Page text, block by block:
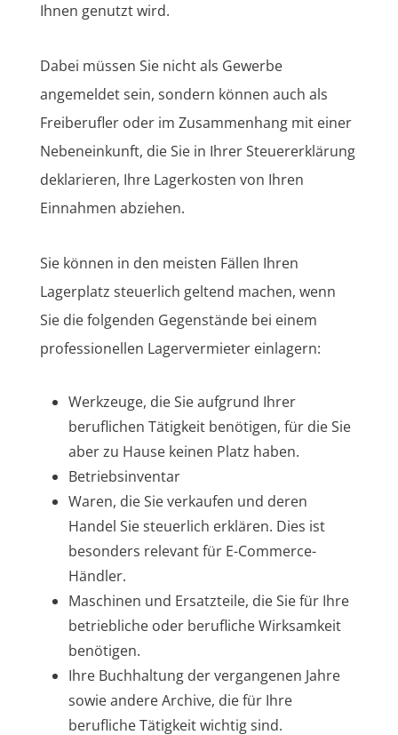
Ihnen genutzt wird.
Dabei müssen Sie nicht als Gewerbe
angemeldet sein, sondern können auch als
Freiberufler oder im Zusammenhang mit einer
Nebeneinkunft, die Sie in Ihrer Steuererklärung
deklarieren, Ihre Lagerkosten von Ihren
Einnahmen abziehen.
Sie können in den meisten Fällen Ihren
Lagerplatz steuerlich geltend machen, wenn
Sie die folgenden Gegenstände bei einem
professionellen Lagervermieter einlagern:
Werkzeuge, die Sie aufgrund Ihrer
beruflichen Tätigkeit benötigen, für die Sie
aber zu Hause keinen Platz haben.
Betriebsinventar
Waren, die Sie verkaufen und deren
Handel Sie steuerlich erklären. Dies ist
besonders relevant für E-Commerce-
Händler.
Maschinen und Ersatzteile, die Sie für Ihre
betriebliche oder berufliche Wirksamkeit
benötigen.
Ihre Buchhaltung der vergangenen Jahre
sowie andere Archive, die für Ihre
berufliche Tätigkeit wichtig sind.